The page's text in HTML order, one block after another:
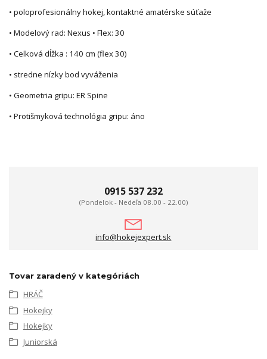
• poloprofesionálny hokej, kontaktné amatérske súťaže
• Modelový rad: Nexus • Flex: 30
• Celková dĺžka : 140 cm (flex 30)
• stredne nízky bod vyváženia
• Geometria gripu: ER Spine
• Protišmyková technológia gripu: áno
0915 537 232
(Pondelok - Nedeľa 08.00 - 22.00)
info@hokejexpert.sk
Tovar zaradený v kategóriách
HRÁČ
Hokejky
Hokejky
Juniorská